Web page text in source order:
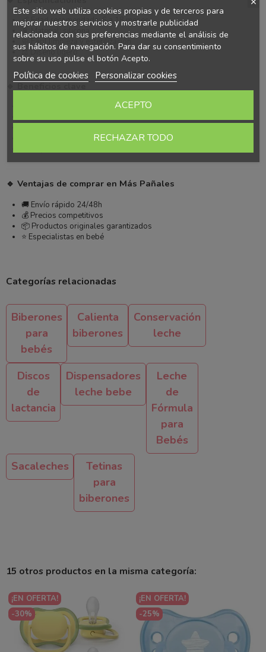
👶 Edad recomendada: 6 a 18 meses
🧴 Material: silicona
🧼 Fácil limpieza y esterilización
⚖️ Diseño ligero
Adaptado a etapa de crecimiento 👶
🔹 Ventajas de comprar en Más Pañales
🚚 Envío rápido 24/48h
💰 Precios competitivos
📦 Productos originales garantizados
⭐ Especialistas en bebé
Categorías relacionadas
Biberones
para
bebés
Calienta
biberones
Conservación
leche
Discos
de
lactancia
Dispensadores
leche bebe
Leche
de
Fórmula
para
Bebés
Sacaleches
Tetinas
para
biberones
15 otros productos en la misma categoría:
¡EN OFERTA!
-30%
¡EN OFERTA!
-25%
Este sitio web utiliza cookies propias y de terceros para
mejorar nuestros servicios y mostrarle publicidad
relacionada con sus preferencias mediante el análisis de
sus hábitos de navegación. Para dar su consentimiento
sobre su uso pulse el botón Acepto.
Política de cookies Personalizar cookies
RECHAZAR TODO
ACEPTO